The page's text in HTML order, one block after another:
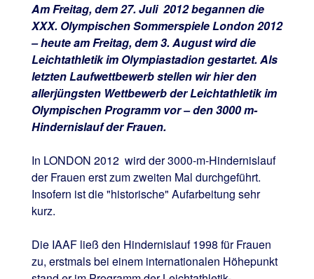
Am Freitag, dem 27. Juli 2012 begannen die
XXX. Olympischen Sommerspiele London 2012
– heute am Freitag, dem 3. August wird die
Leichtathletik im Olympiastadion gestartet. Als
letzten Laufwettbewerb stellen wir hier den
allerjüngsten Wettbewerb der Leichtathletik im
Olympischen Programm vor – den 3000 m-
Hindernislauf der Frauen.
In LONDON 2012 wird der 3000-m-Hindernislauf
der Frauen erst zum zweiten Mal durchgeführt.
Insofern ist die "historische" Aufarbeitung sehr
kurz.
Die IAAF ließ den Hindernislauf 1998 für Frauen
zu, erstmals bei einem internationalen Höhepunkt